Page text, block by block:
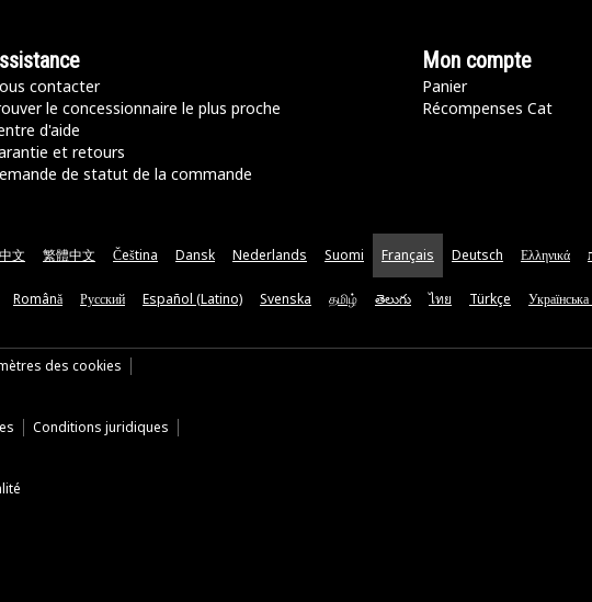
contacter
le concessionnaire le plus proche
d'aide
et retours
de statut de la commande
Mon compte
Panier
Récompenses Cat
文 繁體中文 Čeština Dansk Nederlands Suomi Français Deutsch Ελληνικά
Română Русский Español (Latino) Svenska தமிழ் తెలుగు ไทย Türkçe
des cookies
Conditions juridiques